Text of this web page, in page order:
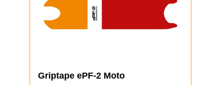
Griptape ePF-2 Moto